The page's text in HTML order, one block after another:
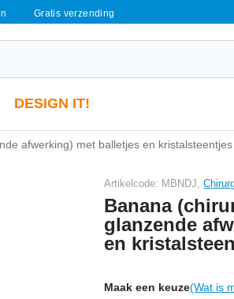
Gratis verzending
DESIGN IT!
afwerking) met balletjes en kristalsteentjes
Artikelcode: MBNDJ,
Banana
glanzende
en
Maak een keuze(Wat is